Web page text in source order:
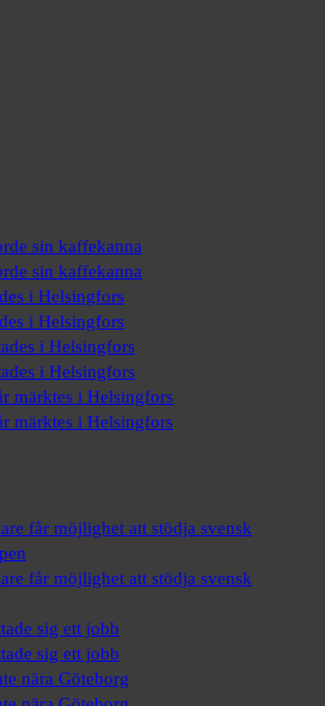
sin kaffekanna
sin kaffekanna
i Helsingfors
i Helsingfors
i Helsingfors
i Helsingfors
märktes i Helsingfors
märktes i Helsingfors
får möjlighet att stödja svensk
får möjlighet att stödja svensk
sig ett jobb
sig ett jobb
nära Göteborg